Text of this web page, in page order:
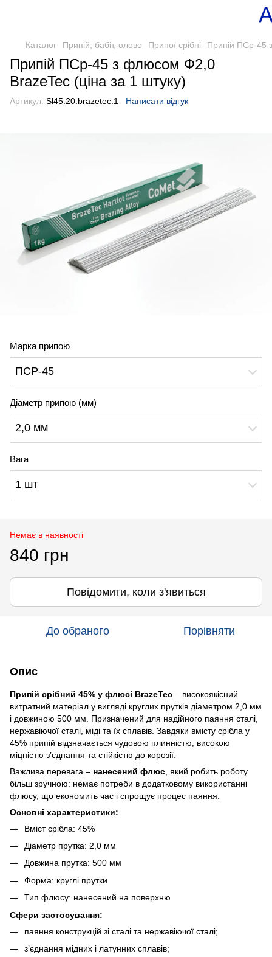
Каталог Припій, бабіт, олово Припої срібні Припій ПСр-45
Припій ПСр-45 з флюсом Ф2,0
BrazeTec (ціна за 1 штуку)
Артикул: Sl45.20.brazetec.1 Написати відгук
Марка припою
ПСР-45
Діаметр припою (мм)
2,0 мм
Вага
1 шт
Немає в наявності
840 грн
Повідомити, коли з'явиться
До обраного Порівняти
Опис
Припій срібний 45% у флюсі BrazeTec – високоякісний
витратний матеріал у вигляді круглих прутків діаметром 2,0 мм
і довжиною 500 мм. Призначений для надійного паяння сталі,
нержавіючої сталі, міді та їх сплавів. Завдяки вмісту срібла у
45% припій відзначається чудовою плинністю, високою
міцністю з’єднання та стійкістю до корозії.
Важлива перевага – нанесений флюс , який робить роботу
більш зручною: немає потреби в додатковому використанні
флюсу, що економить час і спрощує процес паяння.
Основні характеристики:
Вміст срібла: 45%
Діаметр прутка: 2,0 мм
Довжина прутка: 500 мм
Форма: круглі прутки
Тип флюсу: нанесений на поверхню
Сфери застосування:
паяння конструкцій зі сталі та нержавіючої сталі;
з’єднання мідних і латунних сплавів;